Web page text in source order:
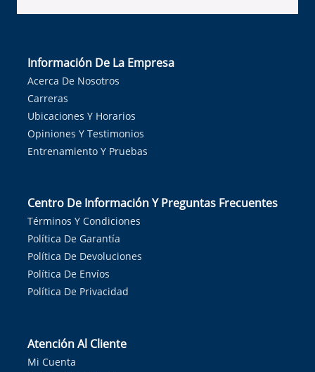
Información De La Empresa
Acerca De Nosotros
Carreras
Ubicaciones Y Horarios
Opiniones Y Testimonios
Entrenamiento Y Pruebas
Centro De Información Y Preguntas Frecuentes
Términos Y Condiciones
Política De Garantía
Política De Devoluciones
Política De Envíos
Política De Privacidad
Atención Al Cliente
Mi Cuenta